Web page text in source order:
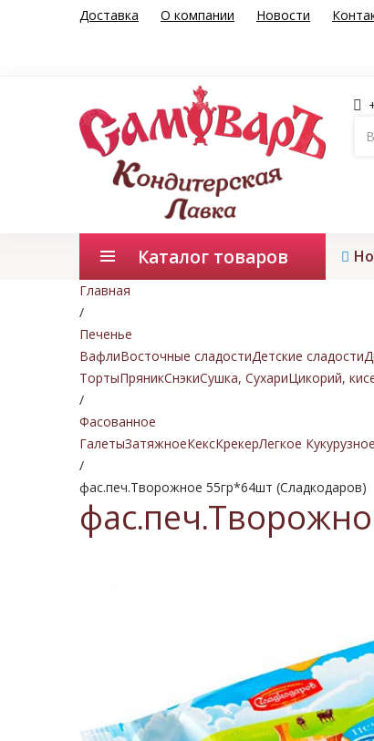
Доставка О компании Новости
Каталог товаров
Главная
/
Печенье
ВафлиВосточные сладостиДетские сладости
ТортыПряникСнэкиСушка, СухариЦикорий,
/
Фасованное
ГалетыЗатяжноеКексКрекерЛегкое Кукурузное
/
фас.печ.Творожное 55гр*64шт (Сладкодаров)